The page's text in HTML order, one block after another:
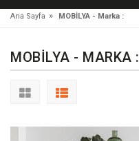
Ana Sayfa » MOBİLYA - Marka :
MOBİLYA - MARKA :